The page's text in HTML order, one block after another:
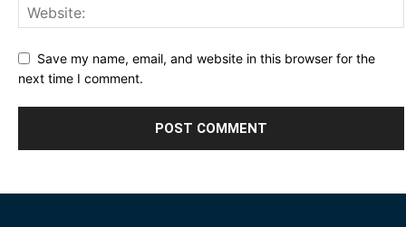
Save my name, email, and website in this browser for the
next time I comment.